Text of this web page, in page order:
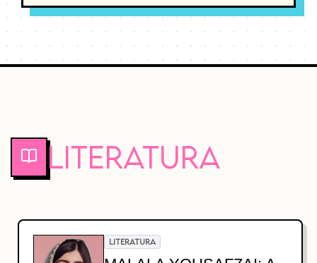
Literatura
LITERATURA